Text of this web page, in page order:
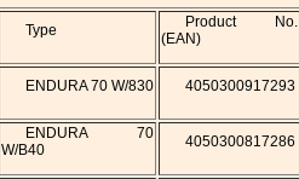
Type
Product No.
(EAN)
ENDURA 70 W/830 4050300917293
ENDURA 70
W/B40
4050300817286